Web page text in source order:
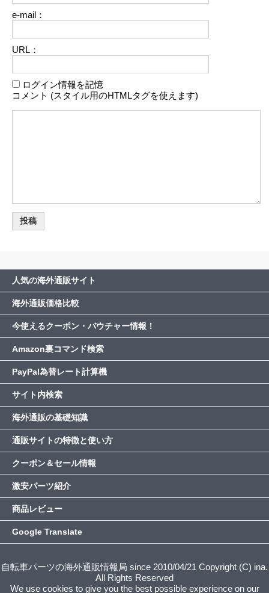
e-mail：
URL：
ログイン情報を記憶
コメント (スタイル用のHTMLタグを使えます)
人気の海外通販サイト
海外通販価格比較
今使えるクーポン・バウチャー情報！
Amazon裏コマンド検索
PayPal為替レート計算機
サイト内検索
海外通販の基礎知識
通販サイトの特徴と使い方
クーポン＆セール情報
激安パーツ紹介
商品レビュー
Google Translate
自転車パーツの海外通販情報局 since 2010/04/21 Copyright (C) ina.
All Rights Reserved
We use cookies to give you the best possible experience on our